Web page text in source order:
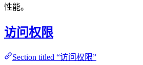
性能。
访问权限
Section titled “访问权限”